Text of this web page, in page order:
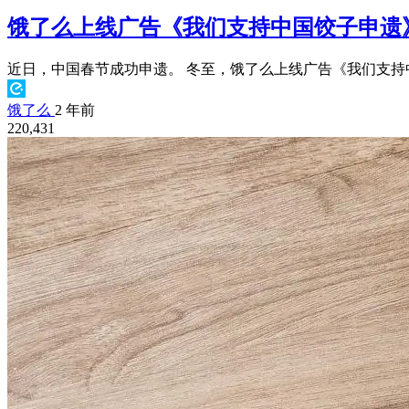
饿了么上线广告《我们支持中国饺子申遗
近日，中国春节成功申遗。 冬至，饿了么上线广告《我们支
饿了么 2 年前
220,431